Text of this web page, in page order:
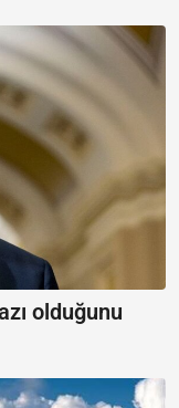
olduğunu